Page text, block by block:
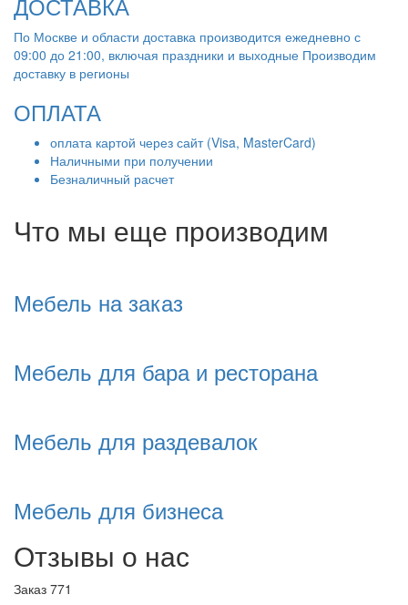
По Москве и области доставка производится ежедневно с
09:00 до 21:00, включая праздники и выходные Производим
доставку в регионы
ОПЛАТА
оплата картой через сайт (Visa, MasterCard)
Наличными при получении
Безналичный расчет
Что мы еще производим
Мебель на заказ
Мебель для бара и ресторана
Мебель для раздевалок
Мебель для бизнеса
Отзывы о нас
Заказ 771